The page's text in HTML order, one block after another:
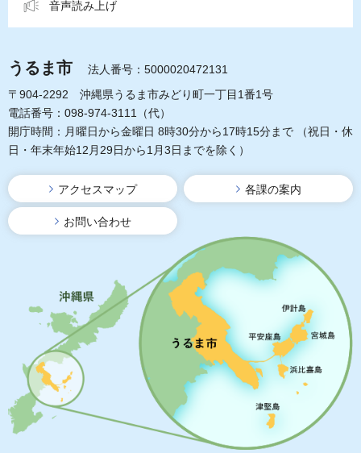
音声読み上げ
うるま市
法人番号：5000020472131
〒904-2292 沖縄県うるま市みどり町一丁目1番1号
電話番号：098-974-3111（代）
開庁時間：月曜日から金曜日 8時30分から17時15分まで
（祝日・休
日・年末年始12月29日から1月3日までを除く）
アクセスマップ 各課の案内
お問い合わせ